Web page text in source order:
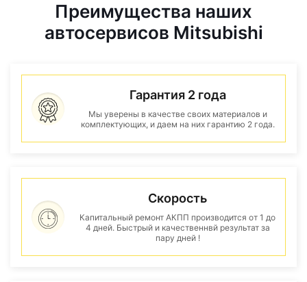
Преимущества наших
автосервисов Mitsubishi
Гарантия 2 года
Мы уверены в качестве своих материалов и
комплектующих, и даем на них гарантию 2 года.
Скорость
Капитальный ремонт АКПП производится от 1 до
4 дней. Быстрый и качественнвй результат за
пару дней !